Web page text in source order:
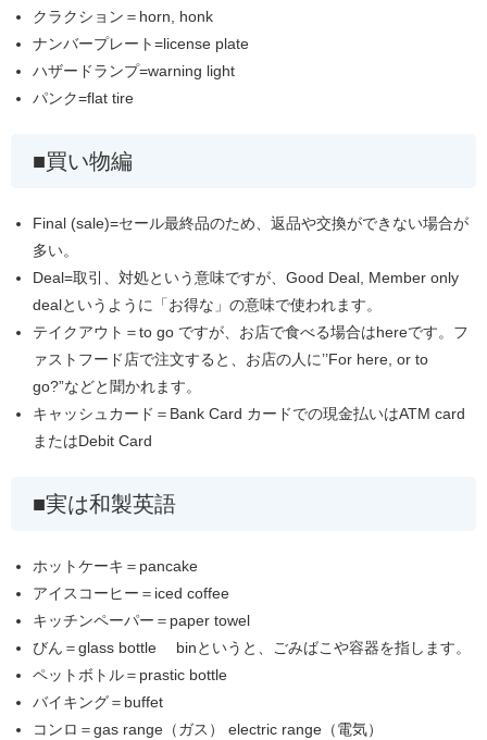
クラクション＝horn, honk
ナンバープレート=license plate
ハザードランプ=warning light
パンク=flat tire
買い物編
Final (sale)=セール最終品のため、返品や交換ができない場合が
多い。
Deal=取引、対処という意味ですが、Good Deal, Member only
dealというように「お得な」の意味で使われます。
テイクアウト＝to go ですが、お店で食べる場合はhereです。フ
ァストフード店で注文すると、お店の人に’’For here, or to
go?”などと聞かれます。
キャッシュカード＝Bank Card カードでの現金払いはATM card
またはDebit Card
実は和製英語
ホットケーキ＝pancake
アイスコーヒー＝iced coffee
キッチンペーパー＝paper towel
びん＝glass bottle binというと、ごみばこや容器を指します。
ペットボトル＝prastic bottle
バイキング＝buffet
コンロ＝gas range（ガス） electric range（電気）